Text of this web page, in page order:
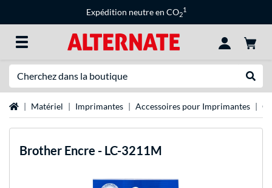
Expédition neutre en CO2
1
Page d'accueil
Matériel Imprimantes Accessoires pour Imprimantes
Brother Encre - LC-3211M